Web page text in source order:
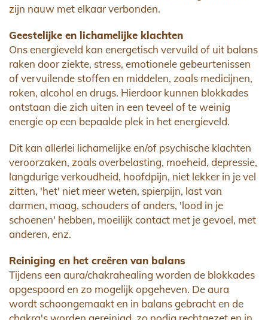
zijn nauw met elkaar verbonden.
Geestelijke en lichamelijke klachten
Ons energieveld kan energetisch vervuild of uit balans
raken door ziekte, stress, emotionele gebeurtenissen
of vervuilende stoffen en middelen, zoals medicijnen,
roken, alcohol en drugs. Hierdoor kunnen blokkades
ontstaan die zich uiten in een teveel of te weinig
energie op een bepaalde plek in het energieveld.
Dit kan allerlei lichamelijke en/of psychische klachten
veroorzaken, zoals overbelasting, moeheid, depressie,
langdurige verkoudheid, hoofdpijn, niet lekker in je vel
zitten, 'het' niet meer weten, spierpijn, last van
darmen, maag, schouders of anders, 'lood in je
schoenen' hebben, moeilijk contact met je gevoel, met
anderen, enz.
Reiniging en het creëren van balans
Tijdens een aura/chakrahealing worden de blokkades
opgespoord en zo mogelijk opgeheven. De aura
wordt schoongemaakt en in balans gebracht en de